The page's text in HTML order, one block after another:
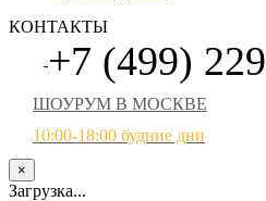
КОНТАКТЫ
+7 (499)
ШОУРУМ В МОСКВЕ
10:00-18:00 будние дни
×
Загрузка...